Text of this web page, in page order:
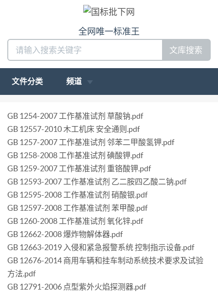
全网唯一标准王
文库搜索
文件分类 频道
GB 1254-2007 工作基准试剂 草酸钠.pdf
GB 12557-2010 木工机床 安全通则.pdf
GB 1257-2007 工作基准试剂 邻苯二甲酸氢钾.pdf
GB 1258-2008 工作基准试剂 碘酸钾.pdf
GB 1259-2007 工作基准试剂 重铬酸钾.pdf
GB 12593-2007 工作基准试剂 乙二胺四乙酸二钠.pdf
GB 12595-2008 工作基准试剂 硝酸银.pdf
GB 12597-2008 工作基准试剂 苯甲酸.pdf
GB 1260-2008 工作基准试剂 氧化锌.pdf
GB 12662-2008 爆炸物解体器.pdf
GB 12663-2019 入侵和紧急报警系统 控制指示设备.pdf
GB 12676-2014 商用车辆和挂车制动系统技术要求及试验
方法.pdf
GB 12791-2006 点型紫外火焰探测器.pdf